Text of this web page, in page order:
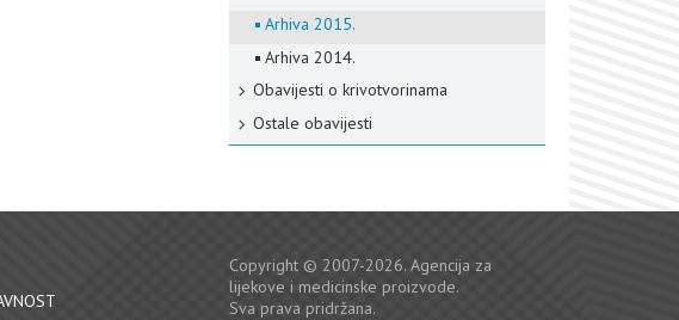
Arhiva 2015.
Arhiva 2014.
Obavijesti o krivotvorinama
Ostale obavijesti
Copyright © 2007-2026. Agencija za
lijekove i medicinske proizvode.
Sva prava pridržana.